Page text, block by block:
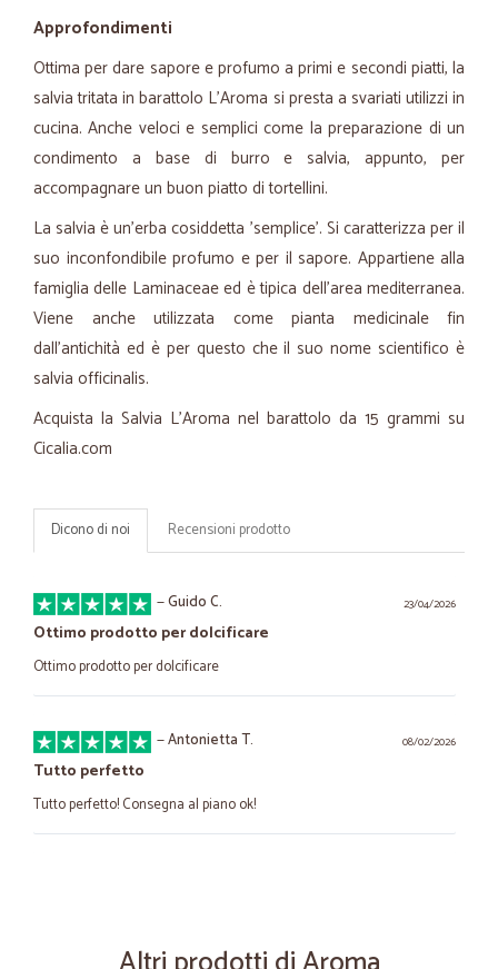
Approfondimenti
Ottima per dare sapore e profumo a primi e secondi piatti, la
salvia tritata in barattolo L'Aroma si presta a svariati utilizzi in
cucina. Anche veloci e semplici come la preparazione di un
condimento a base di burro e salvia, appunto, per
accompagnare un buon piatto di tortellini.
La salvia è un'erba cosiddetta 'semplice'. Si caratterizza per il
suo inconfondibile profumo e per il sapore. Appartiene alla
famiglia delle Laminaceae ed è tipica dell'area mediterranea.
Viene anche utilizzata come pianta medicinale fin
dall'antichità ed è per questo che il suo nome scientifico è
salvia officinalis.
Acquista la Salvia L'Aroma nel barattolo da 15 grammi su
Cicalia.com
Dicono di noi Recensioni prodotto
23/04/2026
—Guido C.
Ottimo prodotto per dolcificare
Ottimo prodotto per dolcificare
08/02/2026
—Antonietta T.
Tutto perfetto
Tutto perfetto! Consegna al piano ok!